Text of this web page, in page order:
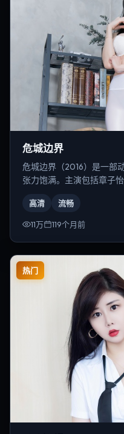
危城边界
危城边界（2016）是一部
张力饱满。主演包括章子
高清 流畅
11万 119个月前
热门